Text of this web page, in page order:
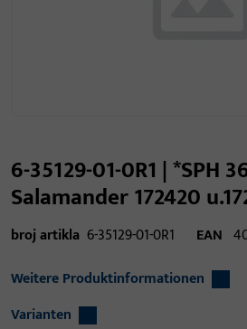
6-35129-01-0R1 | *SPH
Salamander 172420
broj artikla 6-35129-01-0R1 EAN
Weitere Produktinformationen
Varianten